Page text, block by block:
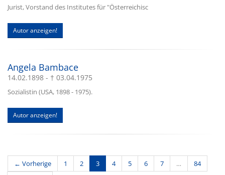
Jurist, Vorstand des Institutes für "Österreichisc
Autor anzeigen!
Angela Bambace
14.02.1898 - † 03.04.1975
Sozialistin (USA, 1898 - 1975).
Autor anzeigen!
← Vorherige 1 2 3(current)
4 5 6 7 … 84